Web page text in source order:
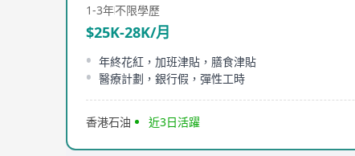
1-3年不限學歷
$25K-28K/月
年終花紅，加班津貼，膳食津貼
醫療計劃，銀行假，彈性工時
香港石油 近3日活躍